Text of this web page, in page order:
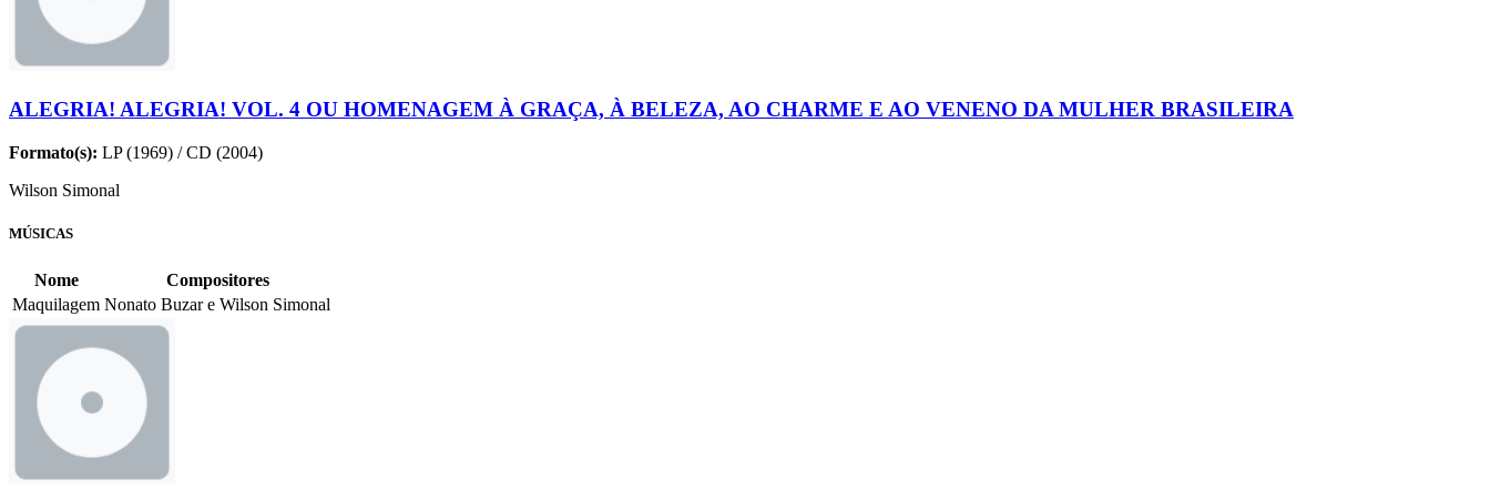
ALEGRIA! ALEGRIA! VOL. 4 OU HOMENAGEM À GRAÇA, À BELEZA, AO CHARME E AO VENENO DA MULHER BRASILEIRA
Formato(s): LP (1969) / CD (2004)
Wilson Simonal
MÚSICAS
Nome
Compositores
Maquilagem Nonato Buzar e Wilson Simonal